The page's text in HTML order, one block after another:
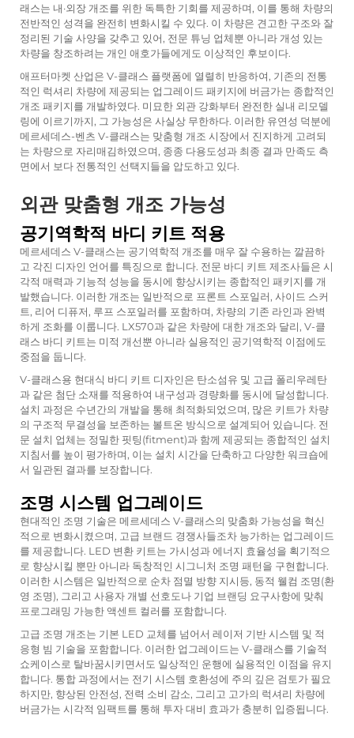
래스는 내·외장 개조를 위한 독특한 기회를 제공하며, 이를 통해 차량의
전반적인 성격을 완전히 변화시킬 수 있다. 이 차량은 견고한 구조와 잘
정리된 기술 사양을 갖추고 있어, 전문 튜닝 업체뿐 아니라 개성 있는
차량을 창조하려는 개인 애호가들에게도 이상적인 후보이다.
애프터마켓 산업은 V-클래스 플랫폼에 열렬히 반응하여, 기존의 전통
적인 럭셔리 차량에 제공되는 업그레이드 패키지에 버금가는 종합적인
개조 패키지를 개발하였다. 미묘한 외관 강화부터 완전한 실내 리모델
링에 이르기까지, 그 가능성은 사실상 무한하다. 이러한 유연성 덕분에
메르세데스-벤츠 V-클래스는 맞춤형 개조 시장에서 진지하게 고려되
는 차량으로 자리매김하였으며, 종종 다용도성과 최종 결과 만족도 측
면에서 보다 전통적인 선택지들을 압도하고 있다.
외관 맞춤형 개조 가능성
공기역학적 바디 키트 적용
메르세데스 V-클래스는 공기역학적 개조를 매우 잘 수용하는 깔끔하
고 각진 디자인 언어를 특징으로 합니다. 전문 바디 키트 제조사들은 시
각적 매력과 기능적 성능을 동시에 향상시키는 종합적인 패키지를 개
발했습니다. 이러한 개조는 일반적으로 프론트 스포일러, 사이드 스커
트, 리어 디퓨저, 루프 스포일러를 포함하며, 차량의 기존 라인과 완벽
하게 조화를 이룹니다. LX570과 같은 차량에 대한 개조와 달리, V-클
래스 바디 키트는 미적 개선뿐 아니라 실용적인 공기역학적 이점에도
중점을 둡니다.
V-클래스용 현대식 바디 키트 디자인은 탄소섬유 및 고급 폴리우레탄
과 같은 첨단 소재를 적용하여 내구성과 경량화를 동시에 달성합니다.
설치 과정은 수년간의 개발을 통해 최적화되었으며, 많은 키트가 차량
의 구조적 무결성을 보존하는 볼트온 방식으로 설계되어 있습니다. 전
문 설치 업체는 정밀한 핏팅(fitment)과 함께 제공되는 종합적인 설치
지침서를 높이 평가하며, 이는 설치 시간을 단축하고 다양한 워크숍에
서 일관된 결과를 보장합니다.
조명 시스템 업그레이드
현대적인 조명 기술은 메르세데스 V-클래스의 맞춤화 가능성을 혁신
적으로 변화시켰으며, 고급 브랜드 경쟁사들조차 능가하는 업그레이드
를 제공합니다. LED 변환 키트는 가시성과 에너지 효율성을 획기적으
로 향상시킬 뿐만 아니라 독창적인 시그니처 조명 패턴을 구현합니다.
이러한 시스템은 일반적으로 순차 점멸 방향 지시등, 동적 웰컴 조명(환
영 조명), 그리고 사용자 개별 선호도나 기업 브랜딩 요구사항에 맞춰
프로그래밍 가능한 액센트 컬러를 포함합니다.
고급 조명 개조는 기본 LED 교체를 넘어서 레이저 기반 시스템 및 적
응형 빔 기술을 포함합니다. 이러한 업그레이드는 V-클래스를 기술적
쇼케이스로 탈바꿈시키면서도 일상적인 운행에 실용적인 이점을 유지
합니다. 통합 과정에서는 전기 시스템 호환성에 주의 깊은 검토가 필요
하지만, 향상된 안전성, 전력 소비 감소, 그리고 고가의 럭셔리 차량에
버금가는 시각적 임팩트를 통해 투자 대비 효과가 충분히 입증됩니다.